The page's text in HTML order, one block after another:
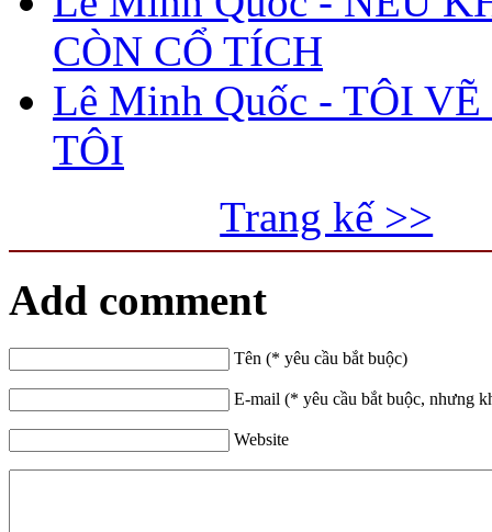
CÒN CỔ TÍCH
Lê Minh Quốc - TÔI
TÔI
Trang kế >>
Add comment
Tên (* yêu cầu bắt buộc)
E-mail (* yêu cầu bắt buộc, nhưng
Website